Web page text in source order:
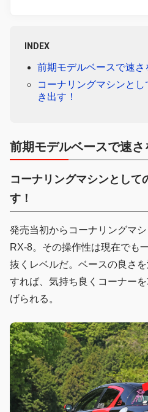
INDEX
前期モデルベースで速
コーナリングマシンとし
き出す！
前期モデルベースで速
コーナリングマシンとして
す！
発売当初からコーナリングマ
RX-8。その操作性は現在でも
抜くレベルだ。ベースの良さ
すれば、気持ち良くコーナー
げられる。